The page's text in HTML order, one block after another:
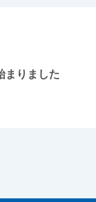
まりました